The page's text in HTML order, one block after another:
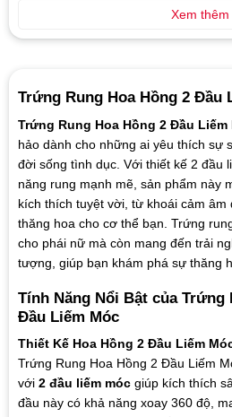
Trứng Rung Hoa Hồng 2 Đầu
Trứng Rung Hoa Hồng 2 Đầu Liếm
hảo dành cho những ai yêu thích sự
đời sống tình dục. Với thiết kế 2 đầu
năng rung mạnh mẽ, sản phẩm này
kích thích tuyệt vời, từ khoái cảm âm
thăng hoa cho cơ thể bạn. Trứng
cho phái nữ mà còn mang đến trải
tượng, giúp bạn khám phá sự thăng
Tính Năng Nổi Bật của Trứng
Đầu Liếm Móc
Thiết Kế Hoa Hồng 2 Đầu Liếm
Trứng Rung Hoa Hồng 2 Đầu Liếm
với 2 đầu liếm mócgiúp kích thích
đầu này có khả năng xoay 360 độ,
Xem thêm